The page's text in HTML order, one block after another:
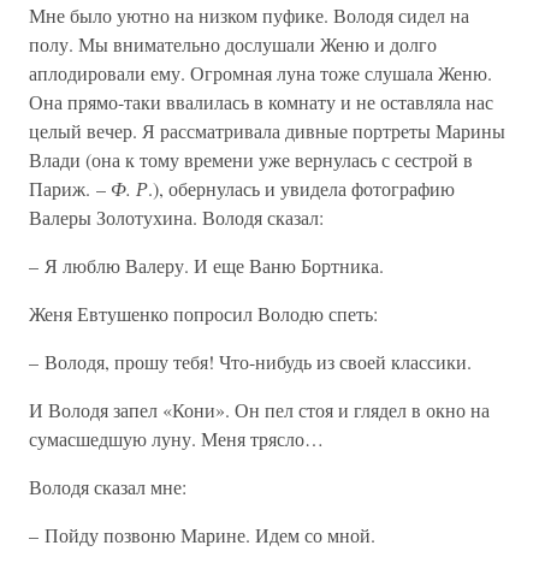
Мне было уютно на низком пуфике. Володя сидел на
полу. Мы внимательно дослушали Женю и долго
аплодировали ему. Огромная луна тоже слушала Женю.
Она прямо-таки ввалилась в комнату и не оставляла нас
целый вечер. Я рассматривала дивные портреты Марины
Влади (она к тому времени уже вернулась с сестрой в
Париж. – Ф. Р.), обернулась и увидела фотографию
Валеры Золотухина. Володя сказал:
– Я люблю Валеру. И еще Ваню Бортника.
Женя Евтушенко попросил Володю спеть:
– Володя, прошу тебя! Что-нибудь из своей классики.
И Володя запел «Кони». Он пел стоя и глядел в окно на
сумасшедшую луну. Меня трясло…
Володя сказал мне:
– Пойду позвоню Марине. Идем со мной.